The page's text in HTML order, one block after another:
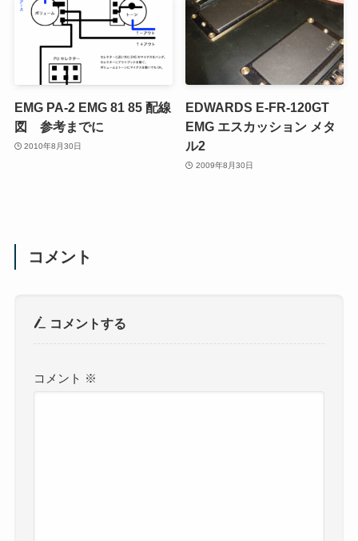
EMG PA-2 EMG 81 85 配線
図 参考までに
2010年8月30日
EDWARDS E-FR-120GT
EMG エスカッション メタ
ル2
2009年8月30日
コメント
コメントする
コメント ※